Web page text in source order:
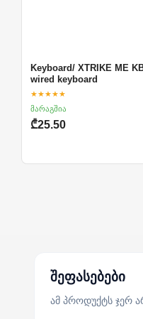
Keyboard/ XTRIKE ME
wired keyboard
★★★★★
მარაგშია
₾25.50
შეფასებები
ამ პროდუქტს ჯერ